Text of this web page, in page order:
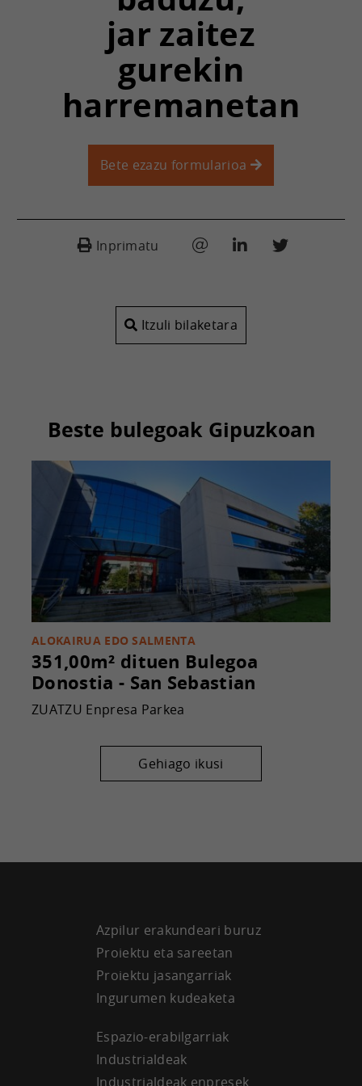
jar zaitez
gurekin
harremanetan
Bete ezazu formularioa
Inprimatu
Itzuli bilaketara
Beste bulegoak Gipuzkoan
ALOKAIRUA EDO SALMENTA
351,00m² dituen Bulegoa
Donostia - San Sebastian
ZUATZU Enpresa Parkea
Gehiago ikusi
Azpilur erakundeari buruz
Proiektu eta sareetan
Proiektu jasangarriak
Ingurumen kudeaketa
Espazio-erabilgarriak
Industrialdeak
Industrialdeak enpresek